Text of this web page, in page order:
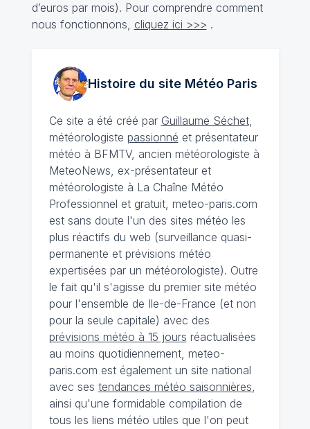
d’euros par mois). Pour comprendre comment
nous fonctionnons, cliquez ici >>> .
Histoire du site MétéoParis
Ce site a été créé par Guillaume Séchet,
météorologiste passionné et présentateur
météo à BFMTV, ancien météorologiste à
MeteoNews, ex-présentateur et
météorologiste à La Chaîne Météo
Professionnel et gratuit, meteo-paris.com
est sans doute l'un des sites météo les
plus réactifs du web (surveillance quasi-
permanente et prévisions météo
expertisées par un météorologiste). Outre
le fait qu'il s'agisse du premier site météo
pour l'ensemble de Ile-de-France (et non
pour la seule capitale) avec des
prévisions météo à 15 jours réactualisées
au moins quotidiennement, meteo-
paris.com est également un site national
avec ses tendances météo saisonnières,
ainsi qu'une formidable compilation de
tous les liens météo utiles que l'on peut